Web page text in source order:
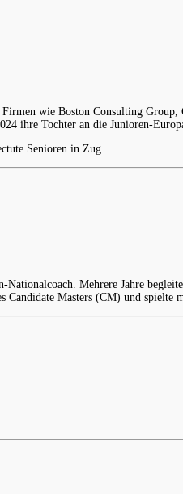
wie Boston Consulting Group,
ihre Tochter an die Junioren-
Senioren in Zug.
Mehrere Jahre
Masters (CM) und spielte